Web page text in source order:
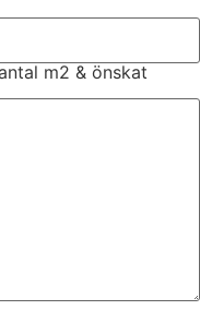
m2 & önskat